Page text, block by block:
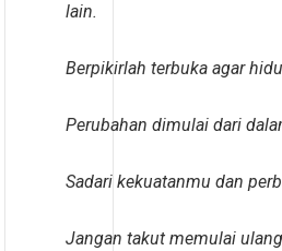
lain.
Berpikirlah terbuka agar
Perubahan dimulai dari
Sadari kekuatanmu dan
Jangan takut memulai